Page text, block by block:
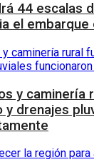
44 escalas
el
y caminería
drenajes